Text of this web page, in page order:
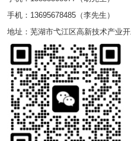
手机：13695678485（李先生）
地址：芜湖市弋江区高新技术产业